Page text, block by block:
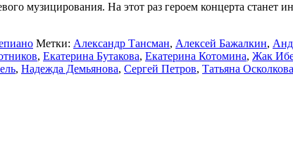
музицирования. На этот раз героем концерта станет
Метки: Александр Тансман, Алексей Бажалкин,
, Екатерина Бутакова, Екатерина Котомина, Жак
, Надежда Демьянова, Сергей Петров, Татьяна Осколкова